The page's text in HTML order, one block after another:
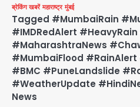
ब्रेकिंग खबरें महाराष्ट्र मुंबई
Tagged #MumbaiRain
#IMDRedAlert
#MaharashtraNews
#MumbaiFlood #RainAlert
#BMC #PuneLandslide
#WeatherUpdate
News